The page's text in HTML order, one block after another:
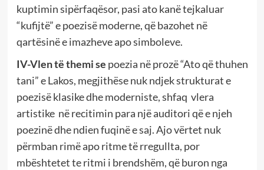
kuptimin sipërfaqësor, pasi ato kanë tejkaluar
“kufijtë” e poezisë moderne, që bazohet në
qartësinë e imazheve apo simboleve.
IV-Vlen të themi se poezia në prozë “Ato që thuhen
tani” e Lakos, megjithëse nuk ndjek strukturat e
poezisë klasike dhe moderniste, shfaq vlera
artistike në recitimin para një auditori që e njeh
poezinë dhe ndien fuqinë e saj. Ajo vërtet nuk
përmban rimë apo ritme të rregullta, por
mbështetet te ritmi i brendshëm, që buron nga